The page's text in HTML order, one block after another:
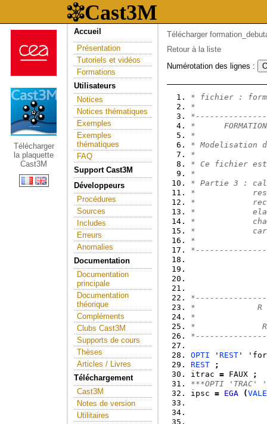
Télécharger
la plaquette
Cast3M
Accueil
Présentation
Tutoriels et vidéos
Formations
Utilisateurs
Notices
Notices thématiques
Exemples
Exemples
thématiques
FAQ
Support Cast3M
Développeurs
Procédures
Sources
Includes
Erreurs
Anomalies
Documentation
Documentation
principale
Documentation
théorique
Compléments
Clubs Cast3M
Supports de cours
Thèses
Articles / Livres
Téléchargement
Cast3M
Notes de version
Utilitaires
Télécharger
Retour à la liste
Numérotation des lignes :
* fichier :
*
*      FORMATION
*
* Modelisation
*
* Ce fichier
*
* Partie 3 :
*
*
*
*
*
*
*             R E
*
*              R
OPTI ' REST '
REST
;
itrac = FAUX
;
***OPTI 'TRAC'
ipsc = EGA (VALE